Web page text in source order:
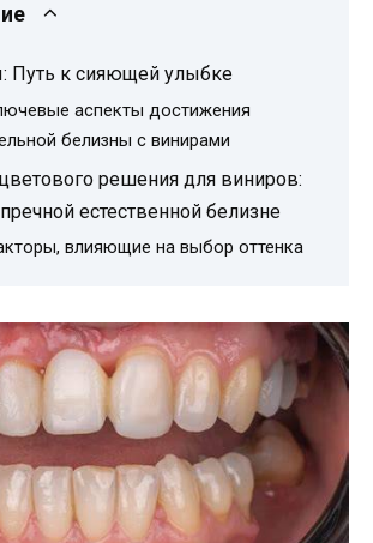
Путь к сияющей улыбке
аспекты достижения
белизны с винирами
решения для виниров:
естественной белизне
влияющие на выбор оттенка